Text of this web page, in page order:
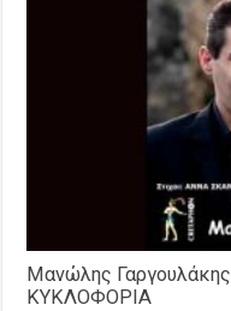
Μανώλης
ΚΥΚΛΟΦΟΡΙΑ